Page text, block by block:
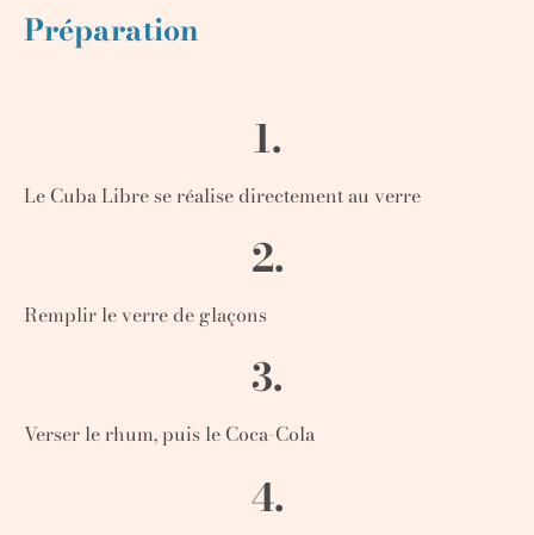
Préparation
1.
Le Cuba Libre se réalise directement au verre
2.
Remplir le verre de glaçons
3.
Verser le rhum, puis le Coca-Cola
4.